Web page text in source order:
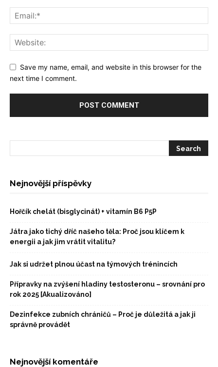
Save my name, email, and website in this browser for the
next time I comment.
Nejnovější příspěvky
Hořčík chelát (bisglycinát) + vitamín B6 P5P
Játra jako tichý dříč našeho těla: Proč jsou klíčem k
energii a jak jim vrátit vitalitu?
Jak si udržet plnou účast na týmových trénincích
Přípravky na zvýšení hladiny testosteronu – srovnání pro
rok 2025 [Akualizováno]
Dezinfekce zubních chráničů – Proč je důležitá a jak ji
správně provádět
Nejnovější komentáře